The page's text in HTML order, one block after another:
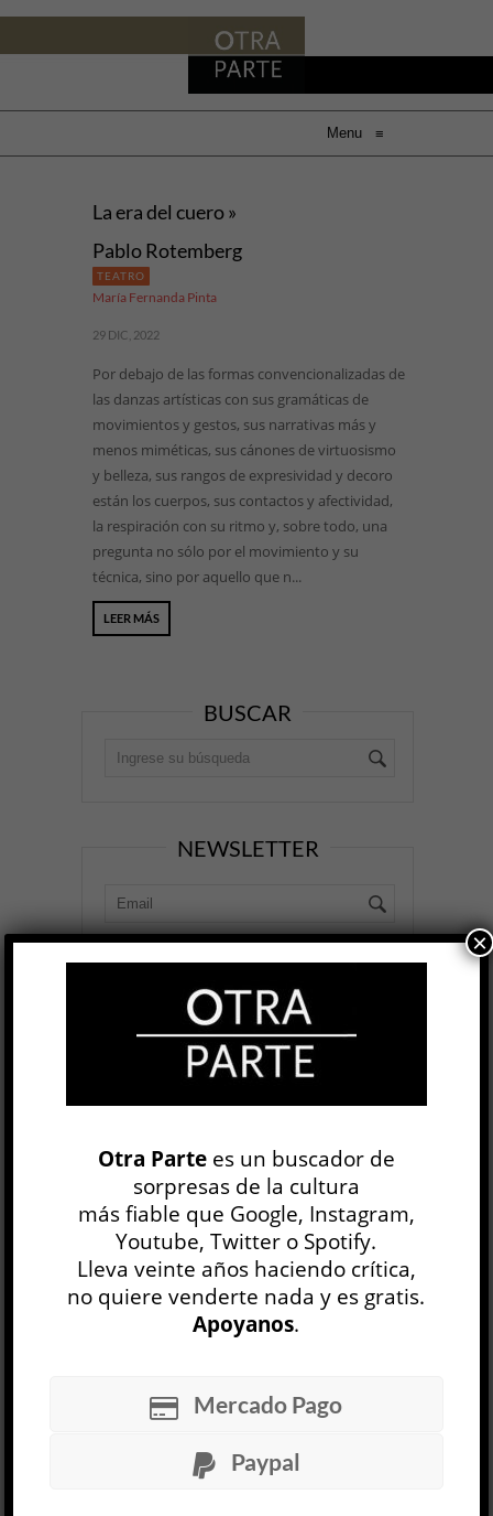
Menu ≡
La era del cuero »
Pablo Rotemberg
TEATRO
María Fernanda Pinta
29 DIC, 2022
Por debajo de las formas convencionalizadas de
las danzas artísticas con sus gramáticas de
movimientos y gestos, sus narrativas más y
menos miméticas, sus cánones de virtuosismo
y belleza, sus rangos de expresividad y decoro
están los cuerpos, sus contactos y afectividad,
la respiración con su ritmo y, sobre todo, una
pregunta no sólo por el movimiento y su
técnica, sino por aquello que n...
LEER MÁS
BUSCAR
NEWSLETTER
EDICIÓN IMPRESA
30 NÚMEROS
ARCHIVOOP SEMANAL
Otra Partees un buscador de
sorpresas de la cultura
más fiable que Google, Instagram,
Youtube, Twitter o Spotify.
Lleva veinte años haciendo crítica,
no quiere venderte nada y es gratis.
Apoyanos.
Mercado Pago
Paypal
×